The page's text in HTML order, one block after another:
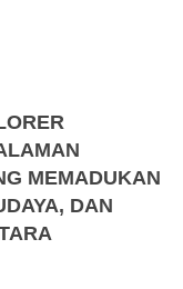
MEMADUKAN
DAN